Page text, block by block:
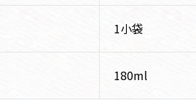
1小袋
180ml